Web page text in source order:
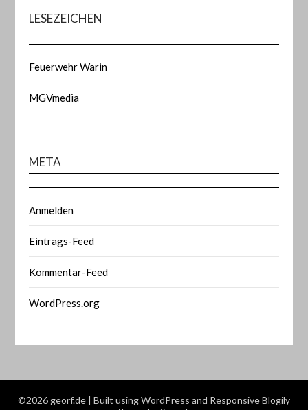
LESEZEICHEN
Feuerwehr Warin
MGVmedia
META
Anmelden
Eintrags-Feed
Kommentar-Feed
WordPress.org
©2026 georf.de | Built using WordPress and Responsive Blogily